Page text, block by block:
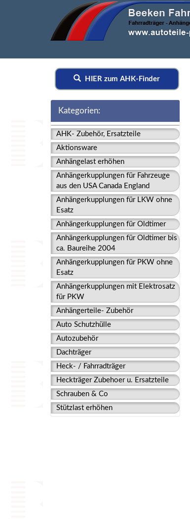
HIER zum AHK-Finder
Kategorien:
AHK- Zubehör, Ersatzteile
Aktionsware
Anhängelast erhöhen
Anhängerkupplungen für Fahrzeuge
aus den USA Canada England
Anhängerkupplungen für LKW ohne
Esatz
Anhängerkupplungen für Oldtimer
Anhängerkupplungen für Oldtimer bis
ca. Baureihe 2004
Anhängerkupplungen für PKW ohne
Esatz
Anhängerkupplungen mit Elektrosatz
für PKW
Anhängerteile- Zubehör
Auto Schutzhülle
Autozubehör
Dachträger
Heck- / Fahrradträger
Heckträger Zubehoer u. Ersatzteile
Schrauben & Co
Stützlast erhöhen